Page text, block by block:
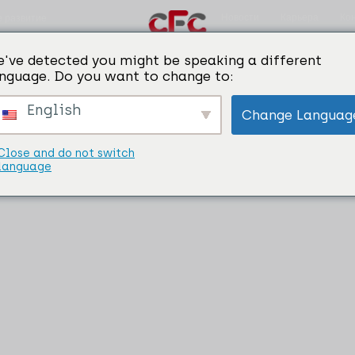
дроссирующие, очищающие флюсы
detected you might be speaking a different
Do you want to change to:
English Change
and do not switch